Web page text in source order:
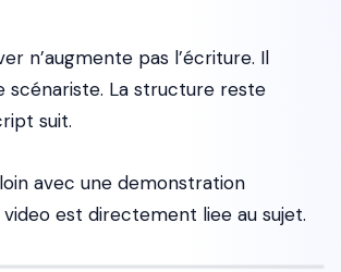
n’augmente pas l’écriture. Il
scénariste. La structure reste
suit.
avec une demonstration
est directement liee au sujet.